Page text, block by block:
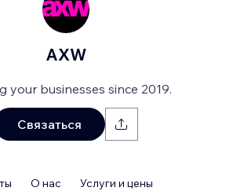
AXW
your businesses since 2019.
Связаться
О нас Услуги и цены